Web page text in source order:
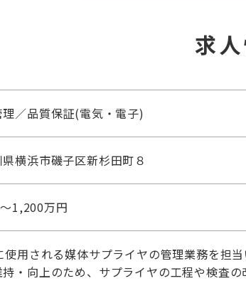
求
理／品質保証(電気・電子)
横浜市磯子区新杉田町８
1,200万円
使用される媒体サプライヤの管理業務を担当
・向上のため、サプライヤの工程や検査